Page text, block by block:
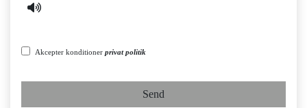
Akcepter konditioner privat politik
Send